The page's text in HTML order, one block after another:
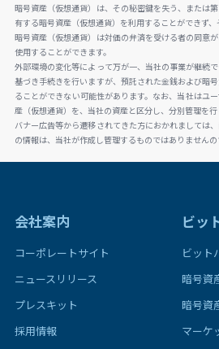
暗号資産（仮想通貨）は、その秘密鍵を失う、または
有する暗号資産（仮想通貨）を利用することができず、
暗号資産（仮想通貨）は対価の弁済を受ける者の同意
使用することができます。
外部環境の変化等によって万が一、当社の事業が継続
基づき手続きを行いますが、預託された金銭および暗
ることができない可能性があります。なお、当社はユ
産（仮想通貨）を、当社の資産と区分し、分別管理を行
バナー広告等から遷移されてきた方におかれましては
の情報は、当社が作成し管理するものではありませんの
会社案内
コーポレートサイト
ニュースリリース
プレスキット
採用情報
ビッ
ビット
暗号資
暗号資
マーケ